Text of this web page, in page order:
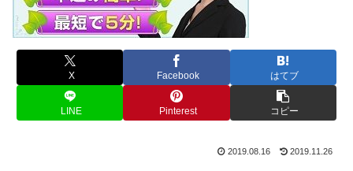
X Facebook はてブ
LINE Pinterest コピー
2019.08.16 2019.11.26